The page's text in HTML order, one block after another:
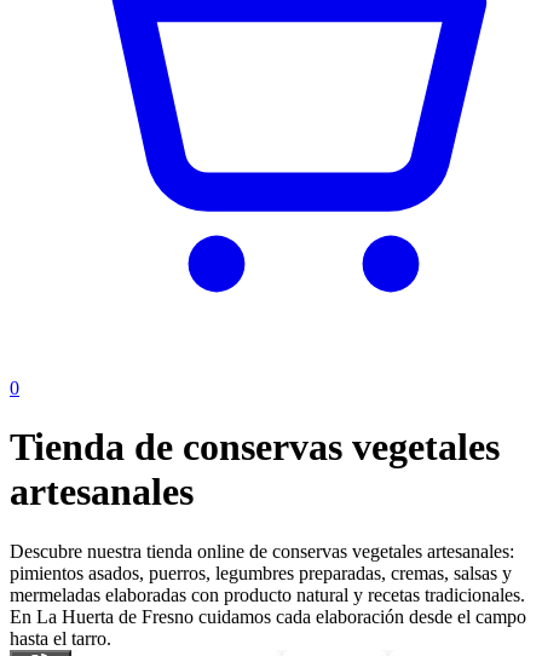
0
Tienda de conservas vegetales
artesanales
Descubre nuestra tienda online de conservas vegetales artesanales:
pimientos asados, puerros, legumbres preparadas, cremas, salsas y
mermeladas elaboradas con producto natural y recetas tradicionales.
En La Huerta de Fresno cuidamos cada elaboración desde el campo
hasta el tarro.